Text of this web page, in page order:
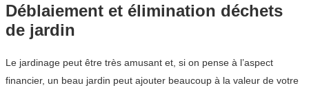
Déblaiement et élimination déchets
de jardin
Le jardinage peut être très amusant et, si on pense à l’aspect
financier, un beau jardin peut ajouter beaucoup à la valeur de votre